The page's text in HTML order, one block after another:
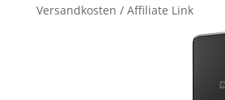
Versandkosten / Affiliate Link